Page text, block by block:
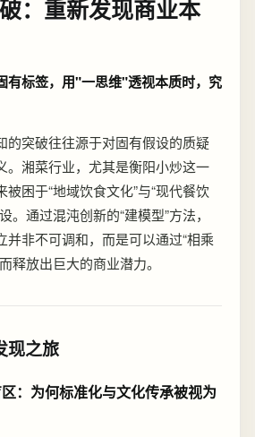
：重新发现商业本
有标签，用"一思维"透视本质时，究
的突破往往源于对固有假设的质疑
。湘菜行业，尤其是衡阳小炒这一
困于“地域饮食文化”与“现代餐饮
。通过混沌创新的“建模型”方法，
并非不可调和，而是可以通过“相乘
释放出巨大的商业潜力。
现之旅
：为何标准化与文化传承被视为